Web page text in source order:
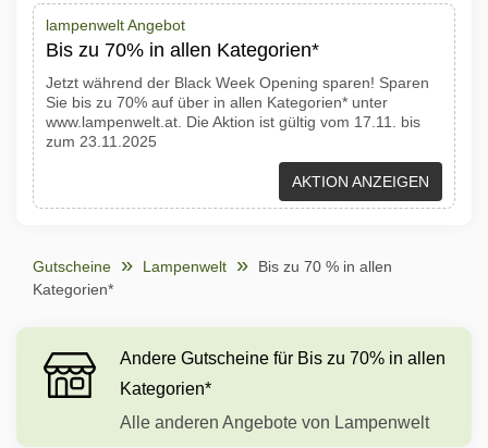
lampenwelt Angebot
Bis zu 70% in allen Kategorien*
Jetzt während der Black Week Opening sparen! Sparen
Sie bis zu 70% auf über in allen Kategorien* unter
www.lampenwelt.at. Die Aktion ist gültig vom 17.11. bis
zum 23.11.2025
AKTION ANZEIGEN
Gutscheine Lampenwelt
Bis zu 70 % in allen
Kategorien*
Andere Gutscheine für Bis zu 70% in allen
Kategorien*
Alle anderen Angebote von Lampenwelt